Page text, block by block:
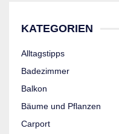
KATEGORIEN
Alltagstipps
Badezimmer
Balkon
Bäume und Pflanzen
Carport